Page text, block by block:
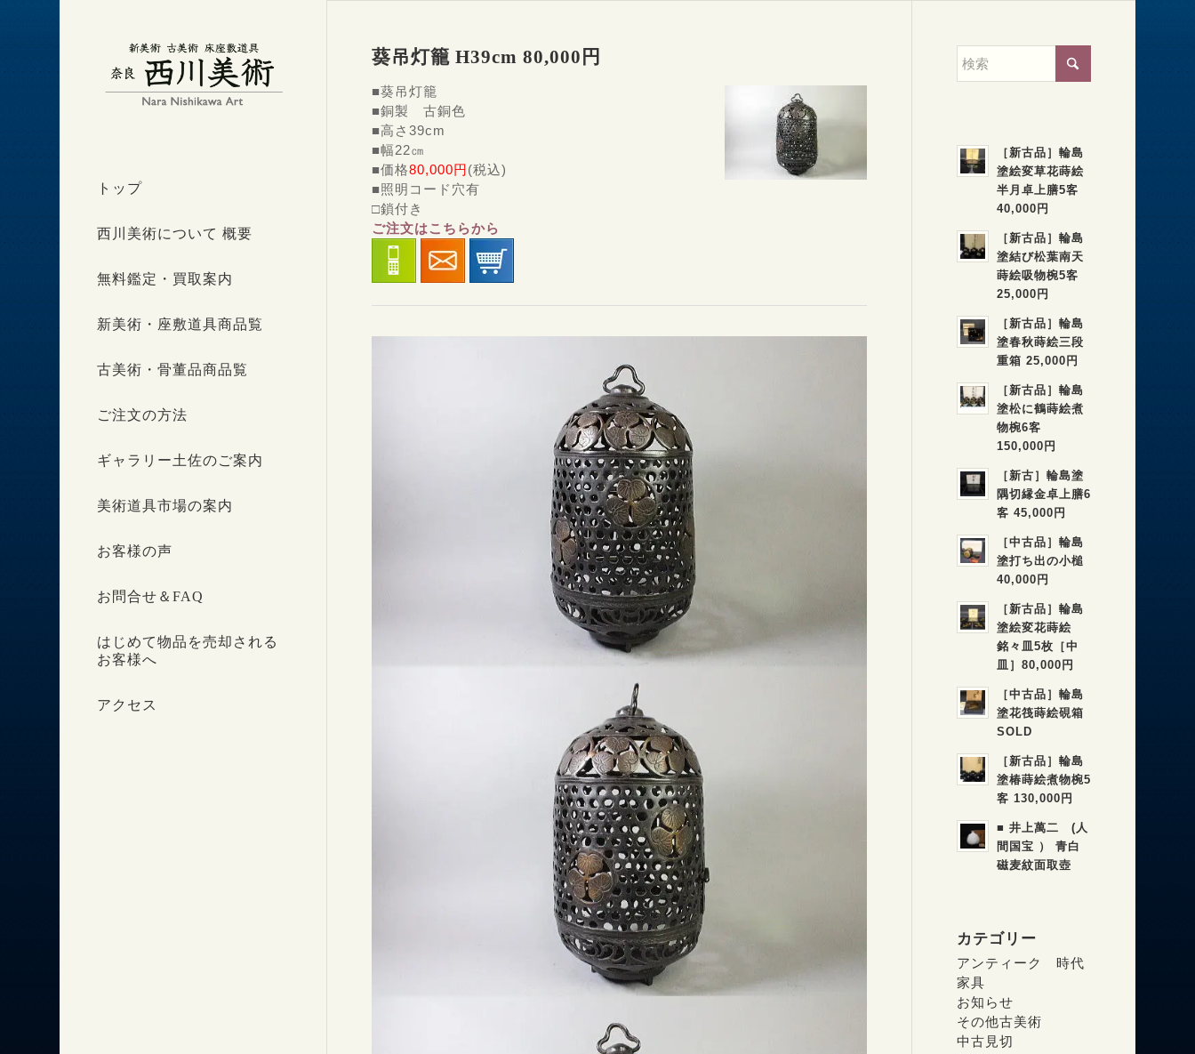
トップ
西川美術について 概要
無料鑑定・買取案内
新美術・座敷道具商品覧
古美術・骨董品商品覧
ご注文の方法
ギャラリー土佐のご案内
美術道具市場の案内
お客様の声
お問合せ＆FAQ
はじめて物品を売却される
お客様へ
アクセス
葵吊灯籠 H39cm 80,000円
■葵吊灯籠
■銅製 古銅色
■高さ39cm
■幅22㎝
■価格80,000円(税込)
■照明コード穴有
□鎖付き
ご注文はこちらから
［新古品］輪島
塗絵変草花蒔絵
半月卓上膳5客
40,000円
［新古品］輪島
塗結び松葉南天
蒔絵吸物椀5客
25,000円
［新古品］輪島
塗春秋蒔絵三段
重箱 25,000円
［新古品］輪島
塗松に鶴蒔絵煮
物椀6客
150,000円
［新古］輪島塗
隅切縁金卓上膳6
客 45,000円
［中古品］輪島
塗打ち出の小槌
40,000円
［新古品］輪島
塗絵変花蒔絵
銘々皿5枚［中
皿］80,000円
［中古品］輪島
塗花筏蒔絵硯箱
SOLD
［新古品］輪島
塗椿蒔絵煮物椀5
客 130,000円
■ 井上萬二 (人
間国宝 ） 青白
磁麦紋面取壺
カテゴリー
アンティーク 時代
家具
お知らせ
その他古美術
中古見切